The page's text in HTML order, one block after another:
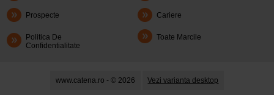
Prospecte Cariere
Politica De
Confidentialitate
Toate Marcile
www.catena.ro - © 2026 Vezi varianta desktop